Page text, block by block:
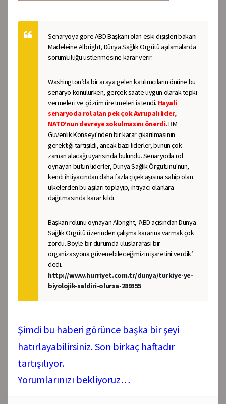
Senaryoya göre ABD Başkanı olan eski dışişleri bakanı
Madeleine Albright, Dünya Sağlık Örgütü aşılamalarda
sorumluluğu üstlenmesine karar verir.
Washington’da bir araya gelen katılımcıların önüne bu
senaryo konulurken, gerçek saate uygun olarak tepki
vermeleri ve çözüm üretmeleri istendi. Hayali
senaryoda rol alan pek çok Avrupalı lider,
NATO’nun devreye sokulmasını önerdi.BM
Güvenlik Konseyi’nden bir karar çıkarılmasının
gerektiği tartışıldı, ancak bazı liderler, bunun çok
zaman alacağı uyarısında bulundu. Senaryoda rol
oynayan bütün liderler, Dünya Sağlık Örgütünü’nün,
kendi ihtiyacından daha fazla çiçek aşısına sahip olan
ülkelerden bu aşıları toplayıp, ihtiyacı olanlara
dağıtmasında karar kıldı.
Başkan rolünü oynayan Albright, ‘ABD açısından Dünya
Sağlık Örgütü üzerinden çalışma kararına varmak çok
zordu. Böyle bir durumda uluslararası bir
organizasyona güvenebileceğimizin işaretini verdik’
dedi.
http://www.hurriyet.com.tr/dunya/turkiye-ye-
biyolojik-saldiri-olursa-289355
Şimdi bu haberi görünce başka bir şeyi
hatırlayabilirsiniz. Son birkaç haftadır
tartışılıyor.
Yorumlarınızı bekliyoruz…